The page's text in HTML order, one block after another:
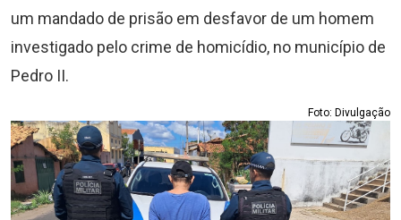
um mandado de prisão em desfavor de um homem
investigado pelo crime de homicídio, no município de
Pedro II.
Foto: Divulgação